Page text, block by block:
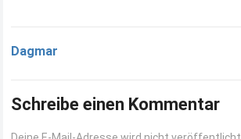
Dagmar
Schreibe einen Kommentar